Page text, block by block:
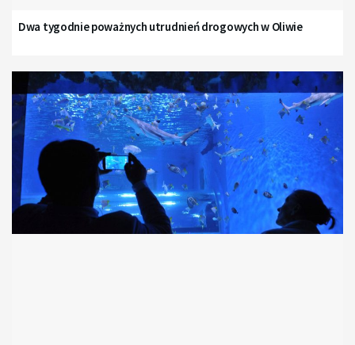
Dwa tygodnie poważnych utrudnień drogowych w Oliwie